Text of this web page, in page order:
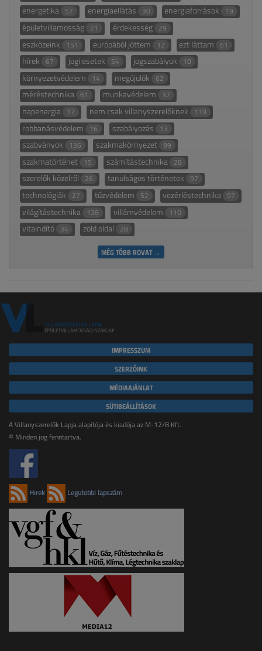
energetika 57 energiaellátás 30 energiaforrások 19
épületvillamosság 21 érdekesség 29
eszközeink 151 európából jöttem 12 ezt láttam 61
hírek 67 jogi esetek 54 jogszabályok 10
környezetvédelem 14 megújulók 62
méréstechnika 61 munkavédelem 37
napenergia 17 nem csak villanyszerelőknek 119
robbanásvédelem 16 szabályozás 13
szabványok 136 szakmakörnyezet 99
szakmatörténet 15 számítástechnika 28
szerelők közelről 26 tanulságos történetek 97
technológiák 27 tűzvédelem 52 vezérléstechnika 97
világítástechnika 138 villámvédelem 110
vitaindító 34 zöld oldal 28
MÉG TÖBB ROVAT →
IMPRESSZUM
SZERZŐINK
MÉDIAAJÁNLAT
SÜTIBEÁLLÍTÁSOK
A Villanyszerelők Lapja alapítója és kiadója az M-12/B Kft.
© Minden jog fenntartva.
Hírek Legutóbbi lapszám